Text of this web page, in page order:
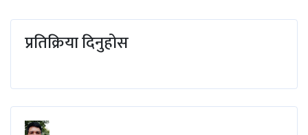
प्रतिक्रिया दिनुहोस